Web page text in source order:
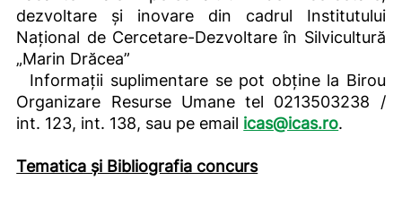
dezvoltare și inovare din cadrul Institutului
Național de Cercetare-Dezvoltare în Silvicultură
„Marin Drăcea”
Informații suplimentare se pot obține la Birou
Organizare Resurse Umane tel 0213503238 /
int. 123, int. 138, sau pe email icas@icas.ro.
Tematica și Bibliografia concurs